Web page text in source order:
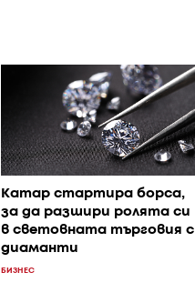
Катар стартира борса,
за да разшири ролята си
в световната търговия с
диаманти
БИЗНЕС